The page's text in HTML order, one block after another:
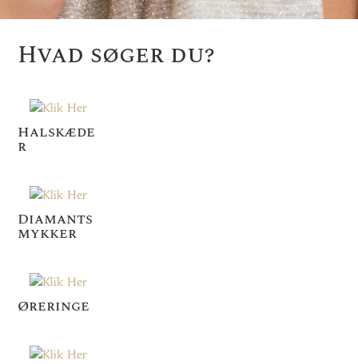
Hvad søger du?
Halskæde
r
Diamants
mykker
Øreringe